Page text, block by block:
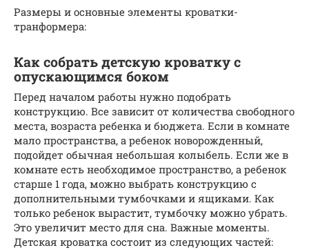
Размеры и основные элементы кроватки-
транформера:
Как собрать детскую кроватку с
опускающимся боком
Перед началом работы нужно подобрать
конструкцию. Все зависит от количества свободного
места, возраста ребенка и бюджета. Если в комнате
мало пространства, а ребенок новорожденный,
подойдет обычная небольшая колыбель. Если же в
комнате есть необходимое пространство, а ребенок
старше 1 года, можно выбрать конструкцию с
дополнительными тумбочками и ящиками. Как
только ребенок вырастит, тумбочку можно убрать.
Это увеличит место для сна. Важные моменты.
Детская кроватка состоит из следующих частей: